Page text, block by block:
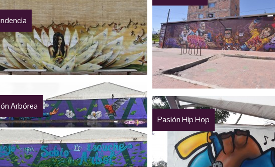
Arbórea
Pasión Hip Hop